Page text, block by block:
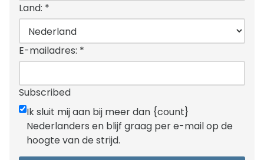
Land: *
E-mailadres: *
Subscribed
Ik sluit mij aan bij meer dan {count}
Nederlanders en blijf graag per e-mail op de
hoogte van de strijd.